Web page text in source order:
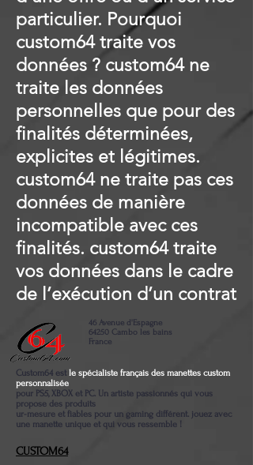
particulier. Pourquoi
custom64 traite vos
données ? custom64 ne
traite les données
personnelles que pour des
finalités déterminées,
explicites et légitimes.
custom64 ne traite pas ces
données de manière
incompatible avec ces
finalités. custom64 traite
vos données dans le cadre
de l’exécution d’un contrat
46 Avenue d'Espagne
64250 Cambo les bains
France
Custom64 est le spécialiste français des manettes custom
personnalisée
pour PS5, XBOX et PC. Un artiste passionnés qui vous
propose des produits
ur-mesure et fiables pour un gaming différent. jouez avec
une manette unique et qui vous ressemble !
CUSTOM64